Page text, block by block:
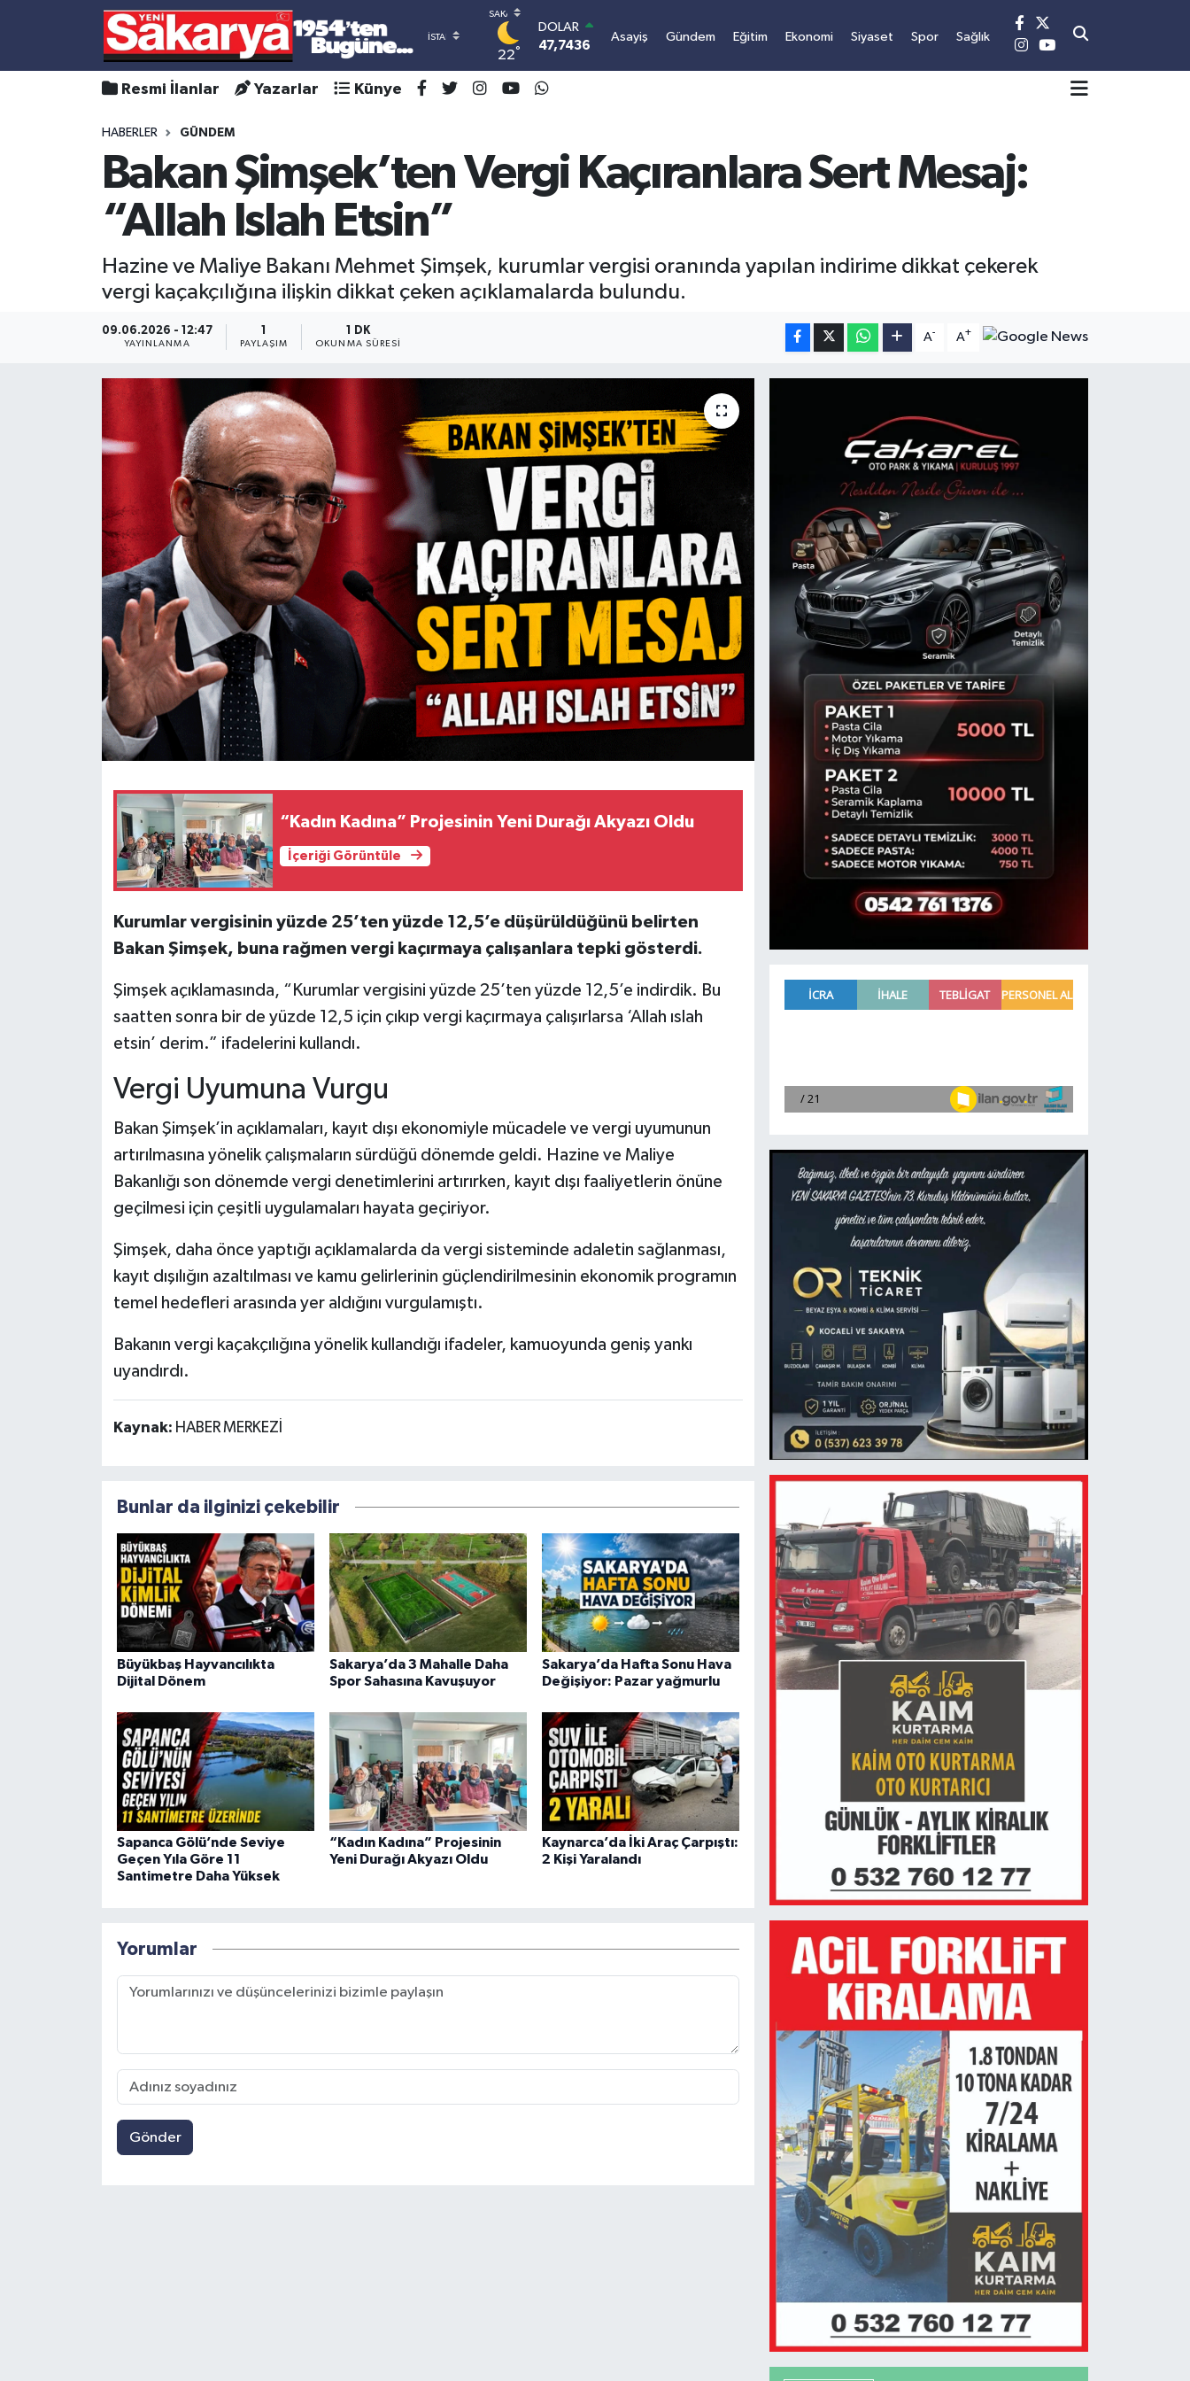
22°
DOLAR
47,7436
55,2510
6648.99 2.59
BİST100
13.773
Asayiş Gündem Eğitim Ekonomi Siyaset Spor Sağlık
Resmi İlanlar Yazarlar Künye
HABERLER GÜNDEM
Bakan Şimşek’ten Vergi Kaçıranlara Sert Mesaj:
“Allah Islah Etsin”
Hazine ve Maliye Bakanı Mehmet Şimşek, kurumlar vergisi oranında yapılan indirime dikkat çekerek
vergi kaçakçılığına ilişkin dikkat çeken açıklamalarda bulundu.
09.06.2026 - 12:47
YAYINLANMA PAYLAŞIM
1 DK
OKUNMA SÜRESI
A- A+
“Kadın Kadına” Projesinin Yeni Durağı Akyazı Oldu
İçeriği Görüntüle
Kurumlar vergisinin yüzde 25’ten yüzde 12,5’e düşürüldüğünü belirten
Bakan Şimşek, buna rağmen vergi kaçırmaya çalışanlara tepki gösterdi.
Şimşek açıklamasında, “Kurumlar vergisini yüzde 25’ten yüzde 12,5’e indirdik. Bu
saatten sonra bir de yüzde 12,5 için çıkıp vergi kaçırmaya çalışırlarsa ‘Allah ıslah
etsin’ derim.” ifadelerini kullandı.
Vergi Uyumuna Vurgu
Bakan Şimşek’in açıklamaları, kayıt dışı ekonomiyle mücadele ve vergi uyumunun
artırılmasına yönelik çalışmaların sürdüğü dönemde geldi. Hazine ve Maliye
Bakanlığı son dönemde vergi denetimlerini artırırken, kayıt dışı faaliyetlerin önüne
geçilmesi için çeşitli uygulamaları hayata geçiriyor.
Şimşek, daha önce yaptığı açıklamalarda da vergi sisteminde adaletin sağlanması,
kayıt dışılığın azaltılması ve kamu gelirlerinin güçlendirilmesinin ekonomik programın
temel hedefleri arasında yer aldığını vurgulamıştı.
Bakanın vergi kaçakçılığına yönelik kullandığı ifadeler, kamuoyunda geniş yankı
uyandırdı.
Kaynak: HABER MERKEZİ
Bunlar da ilginizi çekebilir
Büyükbaş Hayvancılıkta
Dijital Dönem
Sakarya’da 3 Mahalle Daha
Spor Sahasına Kavuşuyor
Sakarya’da Hafta Sonu Hava
Değişiyor: Pazar yağmurlu
Sapanca Gölü’nde Seviye
Geçen Yıla Göre 11
Santimetre Daha Yüksek
“Kadın Kadına” Projesinin
Yeni Durağı Akyazı Oldu
Kaynarca’da İki Araç Çarpıştı:
2 Kişi Yaralandı
Yorumlar
Gönder